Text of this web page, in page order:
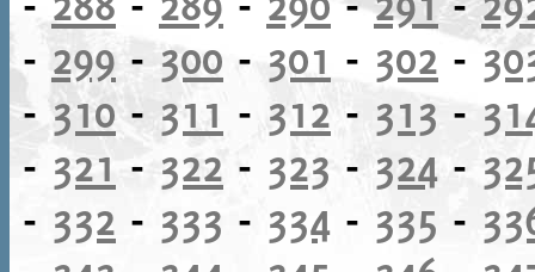
- 299 -300 - 301 - 302 -
-310- 311 - 312 - 313 -
- 321 - 322 - 323 - 324 -
- 332 - 333 - 334 - 335 -